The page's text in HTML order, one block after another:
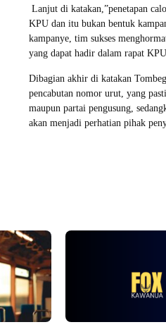
Lanjut di katakan,”penetapan
KPU dan itu bukan bentuk
kampanye, tim sukses
yang dapat hadir dalam rapat
Dibagian akhir di katakan
pencabutan nomor urut, yang
maupun partai pengusung,
akan menjadi perhatian pihak